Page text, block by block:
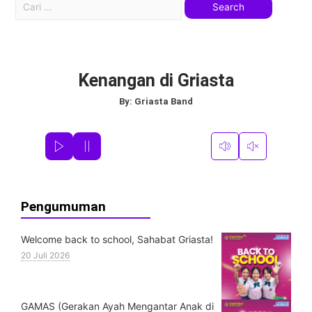
Kenangan di Griasta
By: Griasta Band
Pengumuman
Welcome back to school, Sahabat Griasta!
20 Juli 2026
GAMAS (Gerakan Ayah Mengantar Anak di